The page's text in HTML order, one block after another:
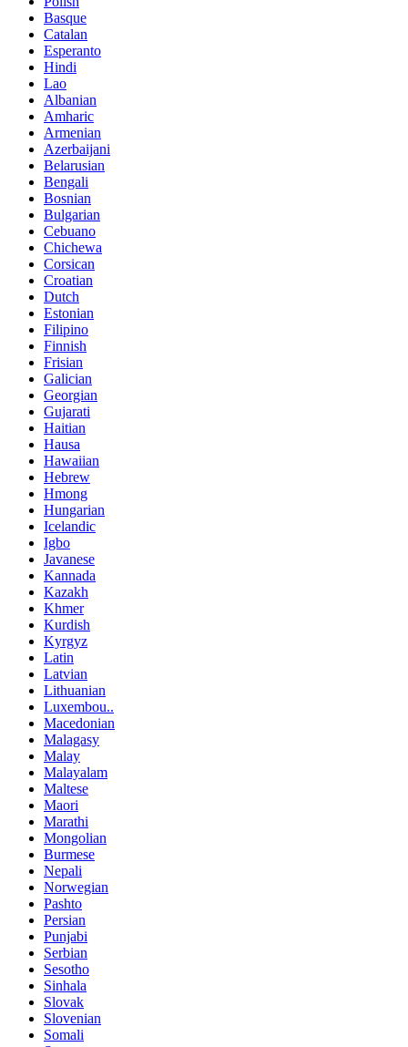
Basque
Catalan
Esperanto
Hindi
Lao
Albanian
Amharic
Armenian
Azerbaijani
Belarusian
Bengali
Bosnian
Bulgarian
Cebuano
Chichewa
Corsican
Croatian
Dutch
Estonian
Filipino
Finnish
Frisian
Galician
Georgian
Gujarati
Haitian
Hausa
Hawaiian
Hebrew
Hmong
Hungarian
Icelandic
Igbo
Javanese
Kannada
Kazakh
Khmer
Kurdish
Kyrgyz
Latin
Latvian
Lithuanian
Luxembou..
Macedonian
Malagasy
Malay
Malayalam
Maltese
Maori
Marathi
Mongolian
Burmese
Nepali
Norwegian
Pashto
Persian
Punjabi
Serbian
Sesotho
Sinhala
Slovak
Slovenian
Somali